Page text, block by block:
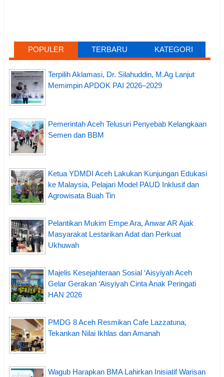
POPULER TERBARU KATEGORI
Terpilih Aklamasi, Dr. Silahuddin, M.Ag Lanjut
Memimpin APDOK PAI 2026–2029
Pemerintah Aceh Telusuri Penyebab Kelangkaan
Semen dan BBM
Ketua YDMDI Aceh Lakukan Kunjungan Edukasi
ke Malaysia, Pelajari Model PAUD Inklusif dan
Agrowisata Buah Tin
Pelantikan Mukim Empe Ara, Anwar AR Ajak
Masyarakat Lestarikan Adat dan Perkuat
Ukhuwah
Majelis Kesejahteraan Sosial ‘Aisyiyah Aceh
Gelar Gerakan ‘Aisyiyah Cinta Anak Peringati
HAN 2026
PMDG 8 Aceh Resmikan Cafe Lazzatuna,
Tekankan Nilai Ikhlas dan Amanah
Wagub Harapkan BMA Lahirkan Inisiatif Warisan